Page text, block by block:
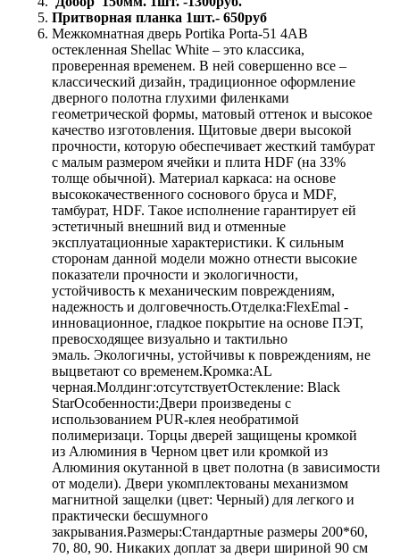
Притворная планка 1шт.- 650руб
Межкомнатная дверь Portika Porta-51 4AВ
остекленная Shellac White – это классика,
проверенная временем. В ней совершенно все –
классический дизайн, традиционное оформление
дверного полотна глухими филенками
геометрической формы, матовый оттенок и высокое
качество изготовления. Щитовые двери высокой
прочности, которую обеспечивает жесткий тамбурат
с малым размером ячейки и плита HDF (на 33%
толще обычной). Материал каркаса: на основе
высококачественного соснового бруса и MDF,
тамбурат, HDF. Такое исполнение гарантирует ей
эстетичный внешний вид и отменные
эксплуатационные характеристики. К сильным
сторонам данной модели можно отнести высокие
показатели прочности и экологичности,
устойчивость к механическим повреждениям,
надежность и долговечность.Отделка:FlexEmal -
инновационное, гладкое покрытие на основе ПЭТ,
превосходящее визуально и тактильно
эмаль. Экологичны, устойчивы к повреждениям, не
выцветают со временем.Кромка:AL
черная.Молдинг:отсутствуетОстекление: Black
StarОсобенности:Двери произведены с
использованием PUR-клея необратимой
полимеризаци. Торцы дверей защищены кромкой
из Алюминия в Черном цвет или кромкой из
Алюминия окутанной в цвет полотна (в зависимости
от модели). Двери укомплектованы механизмом
магнитной защелки (цвет: Черный) для легкого и
практически бесшумного
закрывания.Размеры:Стандартные размеры 200*60,
70, 80, 90. Никаких доплат за двери шириной 90 см